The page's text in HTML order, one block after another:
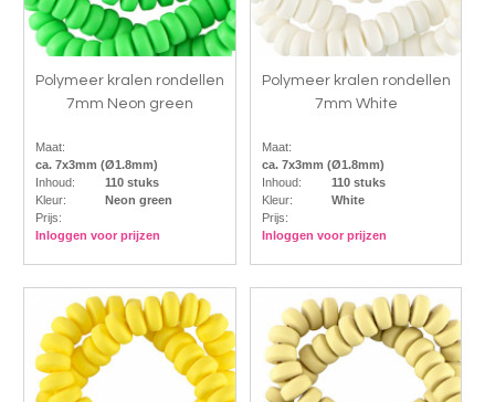
Polymeer kralen rondellen
7mm Neon green
Maat:
ca. 7x3mm (Ø1.8mm)
Inhoud:
110 stuks
Kleur:
Neon green
Prijs:
Inloggen voor prijzen
Polymeer kralen rondellen
7mm White
Maat:
ca. 7x3mm (Ø1.8mm)
Inhoud:
110 stuks
Kleur:
White
Prijs:
Inloggen voor prijzen